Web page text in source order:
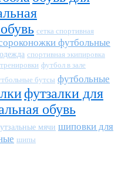
сетка спортивная
футбольные
спортивная экипировка
тренировки футбол в зале
бутсы футбольные
футзалки для
обувь
мячи шиповки для
шипы